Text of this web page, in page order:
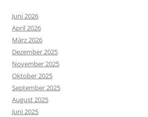
Juni 2026
April 2026
März 2026
Dezember 2025
November 2025
Oktober 2025
September 2025
August 2025
Juni 2025